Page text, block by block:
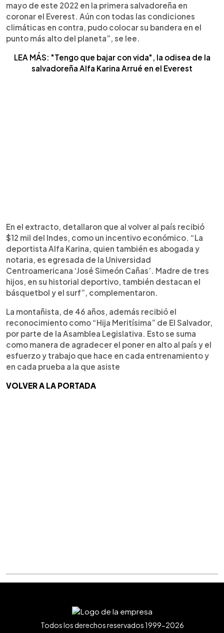
mayo de este 2022 en la primera salvadoreña en
coronar el Everest. Aún con todas las condiciones
climáticas en contra, pudo colocar su bandera en el
punto más alto del planeta”, se lee.
LEA MÁS: "Tengo que bajar con vida", la odisea de la
salvadoreña Alfa Karina Arrué en el Everest
En el extracto, detallaron que al volver al país recibió
$12 mil del Indes, como un incentivo económico. “La
deportista Alfa Karina, quien también es abogada y
notaria, es egresada de la Universidad
Centroamericana ‘José Simeón Cañas’. Madre de tres
hijos, en su historial deportivo, también destacan el
básquetbol y el surf”, complementaron.
La montañista, de 46 años, además recibió el
reconocimiento como “Hija Meritísima” de El Salvador,
por parte de la Asamblea Legislativa. Esto se suma
como manera de agradecer el poner en alto al país y el
esfuerzo y trabajo que hace en cada entrenamiento y
en cada prueba a la que asiste
VOLVER A LA PORTADA
Todos los derechos reservados 1999-2026